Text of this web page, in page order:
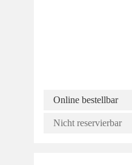
Online bestellbar
Nicht reservierbar